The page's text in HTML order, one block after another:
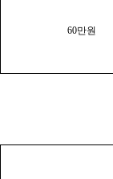
60만원